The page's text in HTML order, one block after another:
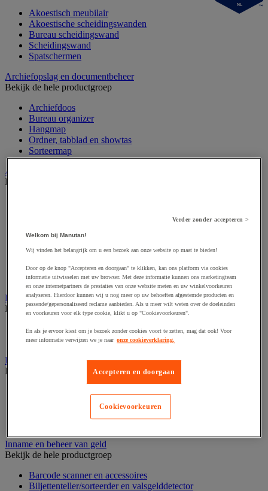
Akoestisch meubilair
Akoestische scheidingswanden
Bureau scheidingswand
Scheidingswand
Spatschermen
Archiefopslag en documentbeheer
Bekijk de hele productgroep
Archiefdoos
Bureau organizer
Hangmap
Ordner, tabblad en showtas
Sorteermap
Audiovisueel
Bekijk de hele productgroep
Dynamisch en interactief weergavesysteem
Fotocamera, videocamera en verrekijker
Projectie en videoprojectie-apparatuur
Studioverlichting en accessoires
Tv, dvd-speler en Blu-ray
Bewegwijzering en aanduidingsborden
Bekijk de hele productgroep
Deurnaambord
Pictogram
Folderrek en -houder
Bekijk de hele productgroep
Inname en beheer van geld
Bekijk de hele productgroep
Barcode scanner en accessoires
Biljettenteller/sorteerder en valsgelddetector
NL
Verder zonder accepteren >
Welkom bij Manutan!
Wij vinden het belangrijk om u een bezoek aan onze website op maat te bieden!
Door op de knop "Accepteren en doorgaan" te klikken, kan ons platform via cookies
informatie uitwisselen met uw browser. Met deze informatie kunnen ons marketingteam
en onze internetpartners de prestaties van onze website meten en uw winkelvoorkeuren
analyseren. Hierdoor kunnen wij u nog meer op uw behoeften afgestemde producten en
passende/gepersonaliseerd reclame aanbieden. Als u meer wilt weten over de doeleinden
en voorkeuren voor elk type cookie, klikt u op "Cookievoorkeuren".
En als je ervoor kiest om je bezoek zonder cookies voort te zetten, mag dat ook! Voor
meer informatie verwijzen we je naar onze cookieverklaring.
Accepteren en doorgaan
Cookievoorkeuren